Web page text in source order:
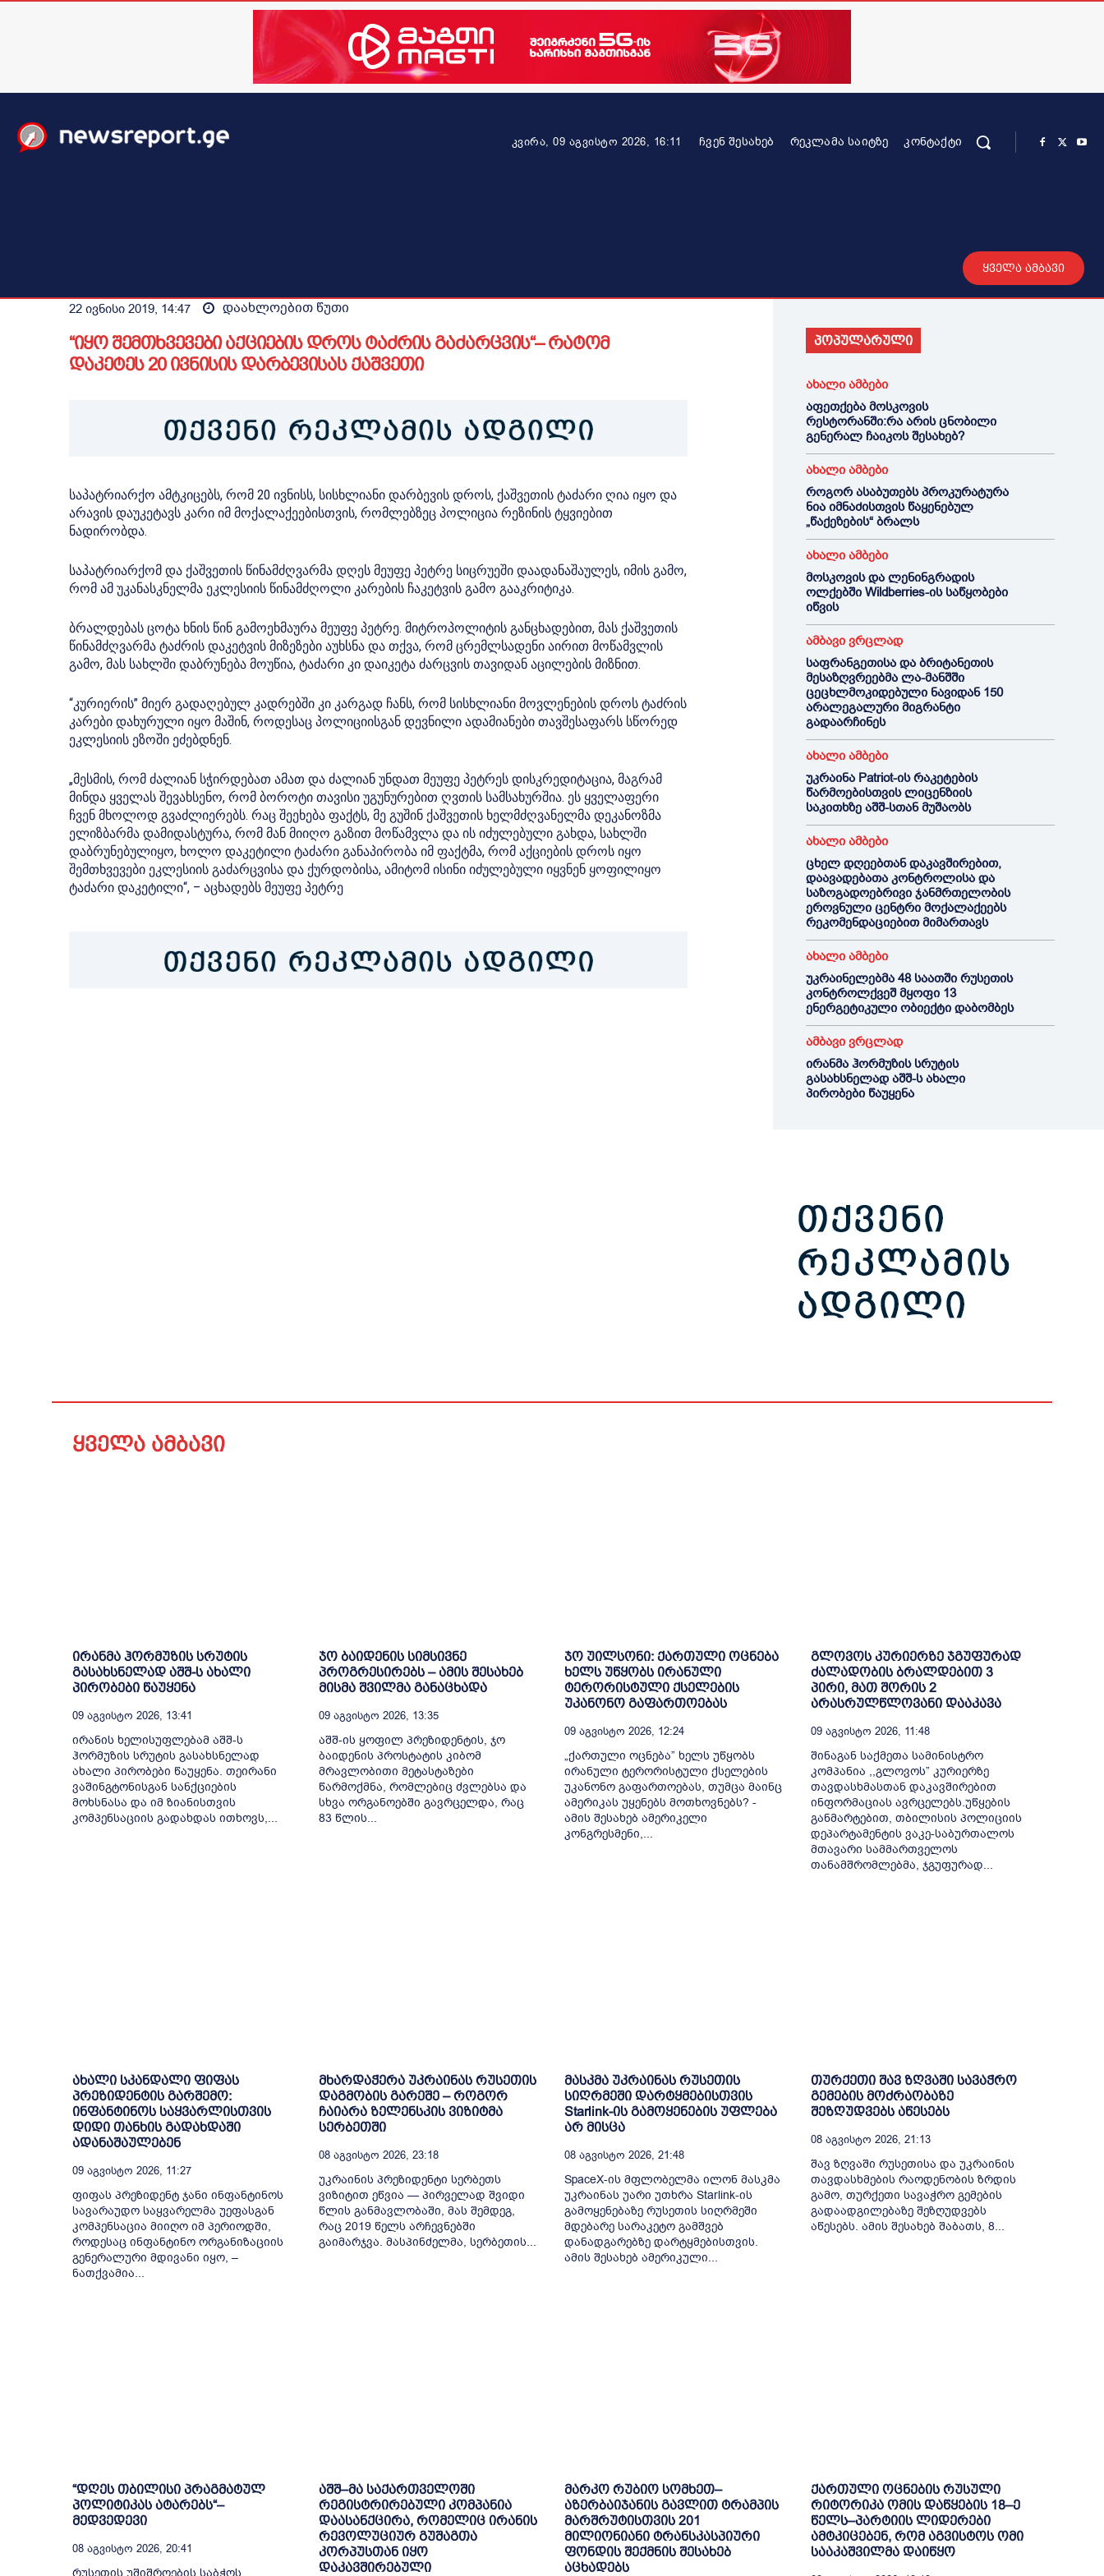
კვირა, 09 აგვისტო 2026, 16:11 ᲩᲕᲔᲜ ᲨᲔᲡᲐᲮᲔᲑ ᲠᲔᲙᲚᲐᲛᲐ ᲡᲐᲘᲢᲖᲔ ᲙᲝᲜᲢᲐᲥᲢᲘ
ყველა ამბავი
22 ივნისი 2019, 14:47 დაახლოებით წუთი
“იყო შემთხვევები აქციების დროს ტაძრის გაძარცვის“– რატომ
დაკეტეს 20 ივნისის დარბევისას ქაშვეთი
საპატრიარქო ამტკიცებს, რომ 20 ივნისს, სისხლიანი დარბევის დროს, ქაშვეთის ტაძარი ღია იყო და
არავის დაუკეტავს კარი იმ მოქალაქეებისთვის, რომლებზეც პოლიცია რეზინის ტყვიებით
ნადირობდა.
საპატრიარქომ და ქაშვეთის წინამძღვარმა დღეს მეუფე პეტრე სიცრუეში დაადანაშაულეს, იმის გამო,
რომ ამ უკანასკნელმა ეკლესიის წინამძღოლი კარების ჩაკეტვის გამო გააკრიტიკა.
ბრალდებას ცოტა ხნის წინ გამოეხმაურა მეუფე პეტრე. მიტროპოლიტის განცხადებით, მას ქაშვეთის
წინამძღვარმა ტაძრის დაკეტვის მიზეზები აუხსნა და თქვა, რომ ცრემლსადენი აირით მოწამვლის
გამო, მას სახლში დაბრუნება მოუწია, ტაძარი კი დაიკეტა ძარცვის თავიდან აცილების მიზნით.
“კურიერის” მიერ გადაღებულ კადრებში კი კარგად ჩანს, რომ სისხლიანი მოვლენების დროს ტაძრის
კარები დახურული იყო მაშინ, როდესაც პოლიციისგან დევნილი ადამიანები თავშესაფარს სწორედ
ეკლესიის ეზოში ეძებდნენ.
„მესმის, რომ ძალიან სჭირდებათ ამათ და ძალიან უნდათ მეუფე პეტრეს დისკრედიტაცია, მაგრამ
მინდა ყველას შევახსენო, რომ ბოროტი თავისი უგუნურებით ღვთის სამსახურშია. ეს ყველაფერი
ჩვენ მხოლოდ გვაძლიერებს. რაც შეეხება ფაქტს, მე გუშინ ქაშვეთის ხელმძღვანელმა დეკანოზმა
ელიზბარმა დამიდასტურა, რომ მან მიიღო გაზით მოწამვლა და ის იძულებული გახდა, სახლში
დაბრუნებულიყო, ხოლო დაკეტილი ტაძარი განაპირობა იმ ფაქტმა, რომ აქციების დროს იყო
შემთხვევები ეკლესიის გაძარცვისა და ქურდობისა, ამიტომ ისინი იძულებული იყვნენ ყოფილიყო
ტაძარი დაკეტილი“, – აცხადებს მეუფე პეტრე
პოპულარული
ახალი ამბები
აფეთქება მოსკოვის
რესტორანში:რა არის ცნობილი
გენერალ ჩაიკოს შესახებ?
ახალი ამბები
როგორ ასაბუთებს პროკურატურა
ნია იმნაძისთვის წაყენებულ
„წაქეზების“ ბრალს
ახალი ამბები
მოსკოვის და ლენინგრადის
ოლქებში Wildberries-ის საწყობები
იწვის
ამბავი ვრცლად
საფრანგეთისა და ბრიტანეთის
მესაზღვრეებმა ლა-მანშში
ცეცხლმოკიდებული ნავიდან 150
არალეგალური მიგრანტი
გადაარჩინეს
ახალი ამბები
უკრაინა Patriot-ის რაკეტების
წარმოებისთვის ლიცენზიის
საკითხზე აშშ-სთან მუშაობს
ახალი ამბები
ცხელ დღეებთან დაკავშირებით,
დაავადებათა კონტროლისა და
საზოგადოებრივი ჯანმრთელობის
ეროვნული ცენტრი მოქალაქეებს
რეკომენდაციებით მიმართავს
ახალი ამბები
უკრაინელებმა 48 საათში რუსეთის
კონტროლქვეშ მყოფი 13
ენერგეტიკული ობიექტი დაბომბეს
ამბავი ვრცლად
ირანმა ჰორმუზის სრუტის
გასახსნელად აშშ-ს ახალი
პირობები წაუყენა
ყველა ამბავი
ირანმა ჰორმუზის სრუტის
გასახსნელად აშშ-ს ახალი
პირობები წაუყენა
09 Აგვისტო 2026, 13:41
ირანის ხელისუფლებამ აშშ-ს
ჰორმუზის სრუტის გასახსნელად
ახალი პირობები წაუყენა. თეირანი
ვაშინგტონისგან სანქციების
მოხსნასა და იმ ზიანისთვის
კომპენსაციის გადახდას ითხოვს,...
ჯო ბაიდენის სიმსივნე
პროგრესირებს – ამის შესახებ
მისმა შვილმა განაცხადა
09 Აგვისტო 2026, 13:35
აშშ-ის ყოფილ პრეზიდენტის, ჯო
ბაიდენის პროსტატის კიბომ
მრავლობითი მეტასტაზები
წარმოქმნა, რომლებიც ძვლებსა და
სხვა ორგანოებში გავრცელდა, რაც
83 წლის...
ჯო უილსონი: ქართული ოცნება
ხელს უწყობს ირანული
ტერორისტული ქსელების
უკანონო გაფართოებას
09 Აგვისტო 2026, 12:24
„ქართული ოცნება” ხელს უწყობს
ირანული ტერორისტული ქსელების
უკანონო გაფართოებას, თუმცა მაინც
ამერიკას უყენებს მოთხოვნებს? -
ამის შესახებ ამერიკელი
კონგრესმენი,...
გლოვოს კურიერზე ჯგუფურად
ძალადობის ბრალდებით 3
პირი, მათ შორის 2
არასრულწლოვანი დააკავა
09 Აგვისტო 2026, 11:48
შინაგან საქმეთა სამინისტრო
კომპანია ,,გლოვოს” კურიერზე
თავდასხმასთან დაკავშირებით
ინფორმაციას ავრცელებს.უწყების
განმარტებით, თბილისის პოლიციის
დეპარტამენტის ვაკე-საბურთალოს
მთავარი სამმართველოს
თანამშრომლებმა, ჯგუფურად...
ახალი სკანდალი ფიფას
პრეზიდენტის გარშემო:
ინფანტინოს საყვარლისთვის
დიდი თანხის გადახდაში
ადანაშაულებენ
09 Აგვისტო 2026, 11:27
ფიფას პრეზიდენტ ჯანი ინფანტინოს
სავარაუდო საყვარელმა უეფასგან
კომპენსაცია მიიღო იმ პერიოდში,
როდესაც ინფანტინო ორგანიზაციის
გენერალური მდივანი იყო, –
ნათქვამია...
მხარდაჭერა უკრაინას რუსეთის
დაგმობის გარეშე – როგორ
ჩაიარა ზელენსკის ვიზიტმა
სერბეთში
08 Აგვისტო 2026, 23:18
უკრაინის პრეზიდენტი სერბეთს
ვიზიტით ეწვია — პირველად შვიდი
წლის განმავლობაში, მას შემდეგ,
რაც 2019 წელს არჩევნებში
გაიმარჯვა. მასპინძელმა, სერბეთის...
მასკმა უკრაინას რუსეთის
სიღრმეში დარტყმებისთვის
Starlink-ის გამოყენების უფლება
არ მისცა
08 Აგვისტო 2026, 21:48
SpaceX-ის მფლობელმა ილონ მასკმა
უკრაინას უარი უთხრა Starlink-ის
გამოყენებაზე რუსეთის სიღრმეში
მდებარე სარაკეტო გამშვებ
დანადგარებზე დარტყმებისთვის.
ამის შესახებ ამერიკული...
თურქეთი შავ ზღვაში სავაჭრო
გემების მოძრაობაზე
შეზღუდვებს აწესებს
08 Აგვისტო 2026, 21:13
შავ ზღვაში რუსეთისა და უკრაინის
თავდასხმების რაოდენობის ზრდის
გამო, თურქეთი სავაჭრო გემების
გადაადგილებაზე შეზღუდვებს
აწესებს. ამის შესახებ შაბათს, 8...
“დღეს თბილისი პრაგმატულ
პოლიტიკას ატარებს“–
მედვედევი
08 Აგვისტო 2026, 20:41
აშშ–მა საქართველოში
რეგისტრირებული კომპანია
დაასანქცირა, რომელიც ირანის
რევოლუციურ გუშაგთა
კორპუსთან იყო
დაკავშირებული
მარკო რუბიო სომხეთ–
აზერბაიჯანის გავლით ტრამპის
მარშრუტისთვის 201
მილიონიანი ტრანსკასპიური
ფონდის შექმნის შესახებ
აცხადებს
ქართული ოცნების რუსული
რიტორიკა ომის დაწყების 18–ე
წელს–პარტიის ლიდერები
ამტკიცებენ, რომ აგვისტოს ომი
სააკაშვილმა დაიწყო